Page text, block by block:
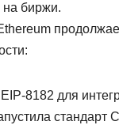
на биржи.
8182 для